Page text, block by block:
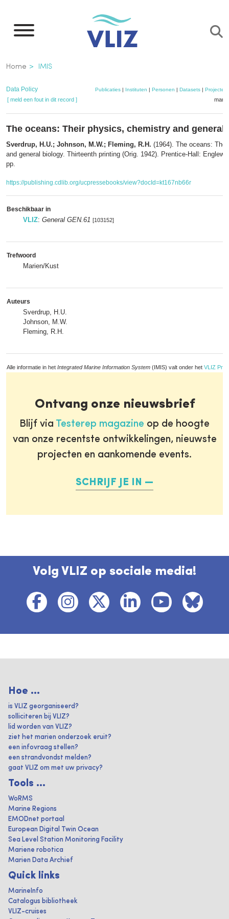
naar
inhoud
gaan
Kruimelpad
Home IMIS
Data Policy Publicaties| Instituten | Personen | Datasets| Projecten
[ meld een fout in dit record ]
The oceans: Their physics, chemistry and general
Sverdrup, H.U.; Johnson, M.W.; Fleming, R.H. (1964). The oceans:
and general biology. Thirteenth printing (Orig. 1942). Prentice-Hall:
pp.
https://publishing.cdlib.org/ucpressebooks/view?docId=kt167nb66r
Beschikbaar in
VLIZ: General GEN.61 [103152]
Trefwoord
Marien/Kust
Auteurs
Sverdrup, H.U.
Johnson, M.W.
Fleming, R.H.
Alle informatie in het Integrated Marine Information System (IMIS) valt onder het VLIZ
Ontvang onze nieuwsbrief
Blijf via Testerep magazine op de hoogte
van onze recentste ontwikkelingen, nieuwste
projecten en aankomende events.
SCHRIJF JE IN
Volg VLIZ op sociale media!
Hoe ...
is VLIZ georganiseerd?
solliciteren bij VLIZ?
lid worden van VLIZ?
ziet het marien onderzoek eruit?
een infovraag stellen?
een strandvondst melden?
gaat VLIZ om met uw privacy?
Tools ...
WoRMS
Marine Regions
EMODnet portaal
European Digital Twin Ocean
Sea Level Station Monitoring Facility
Mariene robotica
Marien Data Archief
Quick links
MarineInfo
Catalogus bibliotheek
VLIZ-cruises